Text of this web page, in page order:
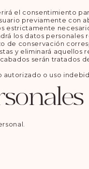
el consentimiento
previamente con
los datos
de conservación
y eliminará
serán tratados
o uso